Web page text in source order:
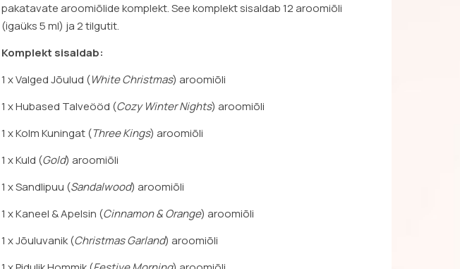
pakatavate aroomiõlide komplekt. See komplekt sisaldab 12 aroomiõli
(igaüks 5 ml) ja 2 tilgutit.
Komplekt sisaldab:
1 x Valged Jõulud (White Christmas) aroomiõli
1 x Hubased Talveööd (Cozy Winter Nights) aroomiõli
1 x Kolm Kuningat (Three Kings) aroomiõli
1 x Kuld (Gold) aroomiõli
1 x Sandlipuu (Sandalwood) aroomiõli
1 x Kaneel & Apelsin (Cinnamon & Orange) aroomiõli
1 x Jõuluvanik (Christmas Garland) aroomiõli